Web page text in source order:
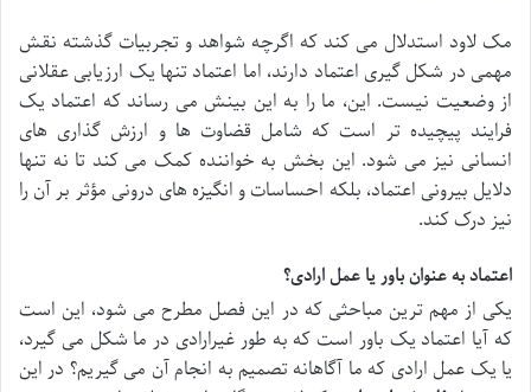
مک لاود استدلال می کند که اگرچه شواهد و تجربیات گذشته نقش
مهمی در شکل گیری اعتماد دارند، اما اعتماد تنها یک ارزیابی عقلانی
از وضعیت نیست. این، ما را به این بینش می رساند که اعتماد یک
فرایند پیچیده تر است که شامل قضاوت ها و ارزش گذاری های
انسانی نیز می شود. این بخش به خواننده کمک می کند تا نه تنها
دلایل بیرونی اعتماد، بلکه احساسات و انگیزه های درونی مؤثر بر آن را
نیز درک کند.
اعتماد به عنوان باور یا عمل ارادی؟
یکی از مهم ترین مباحثی که در این فصل مطرح می شود، این است
که آیا اعتماد یک باور است که به طور غیرارادی در ما شکل می گیرد،
یا یک عمل ارادی که ما آگاهانه تصمیم به انجام آن می گیریم؟ در این